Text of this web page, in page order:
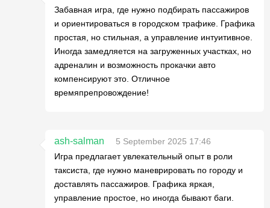
Забавная игра, где нужно подбирать пассажиров
и ориентироваться в городском трафике. Графика
простая, но стильная, а управление интуитивное.
Иногда замедляется на загруженных участках, но
адреналин и возможность прокачки авто
компенсируют это. Отличное
времяпрепровождение!
ash-salman
5 September 2025 17:46
Игра предлагает увлекательный опыт в роли
таксиста, где нужно маневрировать по городу и
доставлять пассажиров. Графика яркая,
управление простое, но иногда бывают баги.